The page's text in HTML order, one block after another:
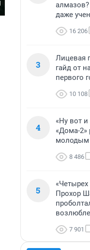
даже
16 206
3
Лицевая
гайд от
первого
10 108
4
«Ну вот и
«Дома-2»
8 486
5
Прохор
7 901